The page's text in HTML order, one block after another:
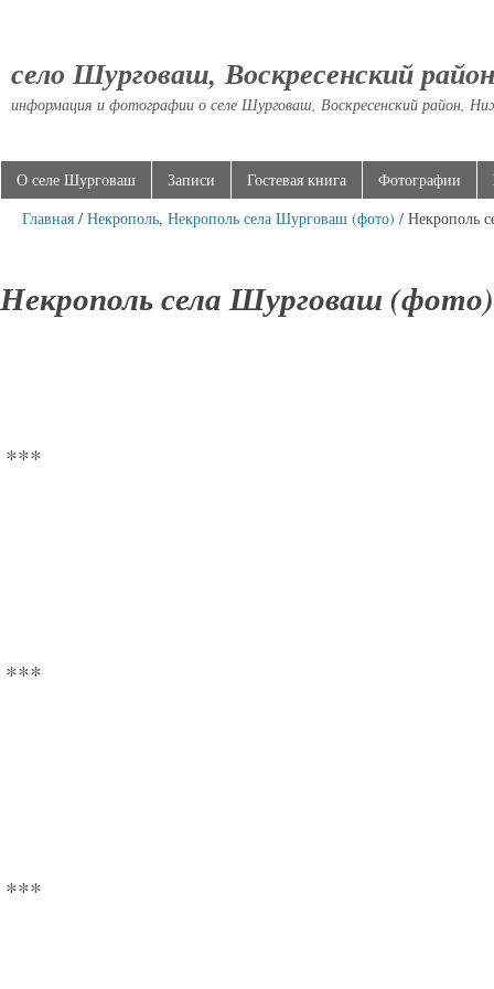
село Шурговаш, Воскресенский район
информация и фотографии о селе Шурговаш, Воскресенский район,
О селе Шурговаш Записи Гостевая книга Фотографии
Главная / Некрополь, Некрополь села Шурговаш (фото) / Некрополь
Некрополь села Шурговаш (фото)
***
***
***